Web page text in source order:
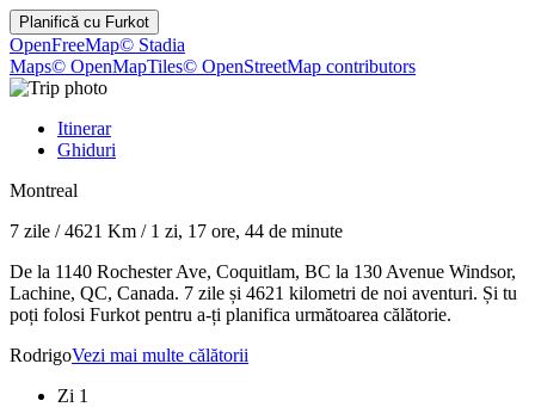
Planifică cu Furkot
OpenFreeMap© Stadia
Maps© OpenMapTiles© OpenStreetMap contributors
Itinerar
Ghiduri
Montreal
7 zile /4621 Km / 1 zi, 17 ore, 44 de minute
De la 1140 Rochester Ave, Coquitlam, BC la 130 Avenue Windsor,
Lachine, QC, Canada. 7 zile și 4621 kilometri de noi aventuri. Și tu
poți folosi Furkot pentru a-ți planifica următoarea călătorie.
RodrigoVezi mai multe călătorii
Zi 1